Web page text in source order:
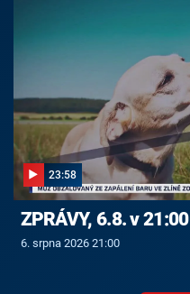
23:58
ZPRÁVY, 6.8. v 21:00
6. srpna 2026 21:00